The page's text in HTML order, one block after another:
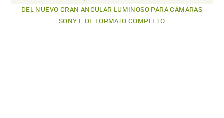
DEL NUEVO GRAN ANGULAR LUMINOSO PARA CÁMARAS
SONY E DE FORMATO COMPLETO